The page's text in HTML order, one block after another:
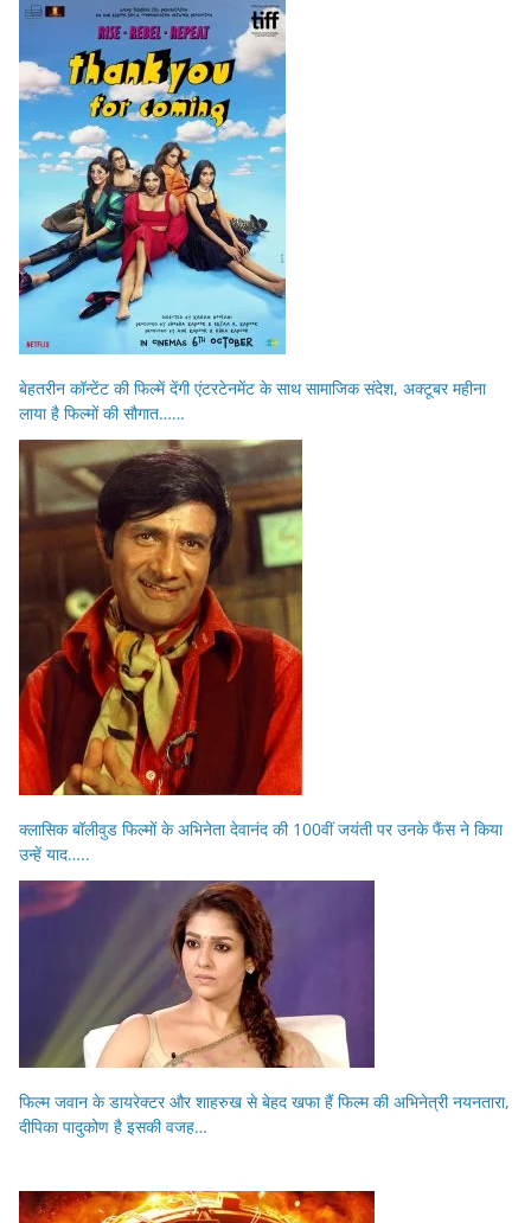
बेहतरीन कॉन्टेंट की फिल्में देंगी एंटरटेनमेंट के साथ सामाजिक संदेश, अक्टूबर महीना
लाया है फिल्मों की सौगात……
क्लासिक बॉलीवुड फिल्मों के अभिनेता देवानंद की 100वीं जयंती पर उनके फैंस ने किया
उन्हें याद…..
फिल्म जवान के डायरेक्टर और शाहरुख से बेहद खफा हैं फिल्म की अभिनेत्री नयनतारा,
दीपिका पादुकोण है इसकी वजह…